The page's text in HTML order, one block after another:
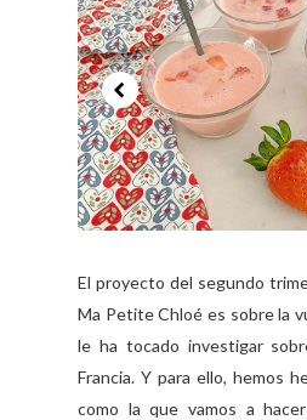
El proyecto del segundo
Ma Petite Chloé es sobre la
le ha tocado investigar
Francia. Y para ello, hemos
como la que vamos a